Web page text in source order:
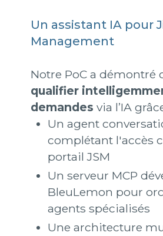
Un assistant IA pour
Management
Notre PoC a démontré
qualifier
demandes via l’IA
Un agent
complétant l'accès
portail JSM
Un serveur MCP
BleuLemon pour
agents spécialisés
Une architecture